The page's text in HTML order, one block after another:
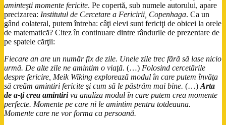
aminteşti momente fericite. Pe copertă, sub numele autorului, apare
precizarea: Institutul de Cercetare a Fericirii, Copenhaga. Ca un
gând colateral, putem întreba: câţi elevi sunt fericiţi de obicei la orele
de matematică? Citez în continuare dintre rândurile de prezentare de
pe spatele cărţii:
Fiecare an are un număr fix de zile. Unele zile trec fără să lase nicio
urmă. De alte zile ne amintim o viaţă. (…) Folosind cercetările
despre fericire, Meik Wiking explorează modul în care putem învăţa
să creăm amintiri fericite şi cum să le păstrăm mai bine. (…) Arta
de a-ţi crea amintiriva analiza modul în care putem crea momente
perfecte. Momente pe care ni le amintim pentru totdeauna.
Momente care ne vor forma ca persoană.